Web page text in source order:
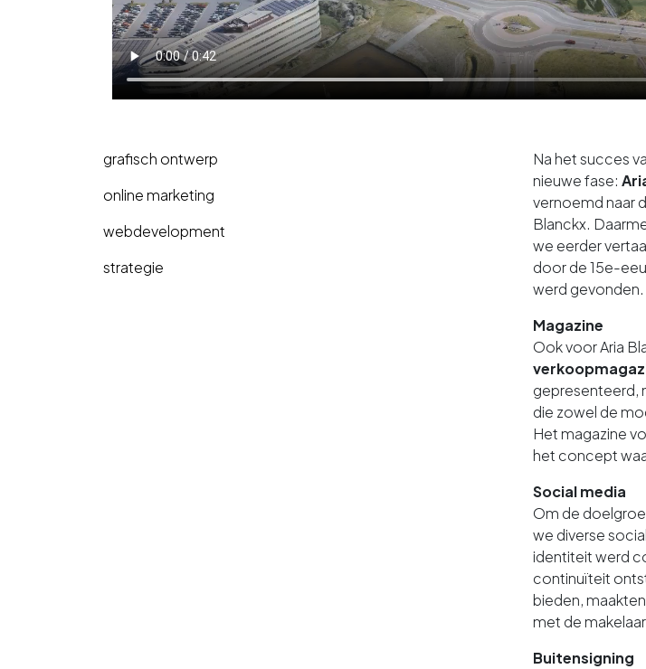
grafisch ontwerp
online marketing
webdevelopment
strategie
Na het succes
nieuwe fase:
vernoemd naar
Blanckx.
we eerder
door de 15e-
werd gevonden.
Magazine
Ook voor Aria
gepresenteerd,
die zowel de
Het magazine
het concept
Social media
Om de
we diverse
identiteit werd
continuïteit
bieden,
met de
Buitensigning